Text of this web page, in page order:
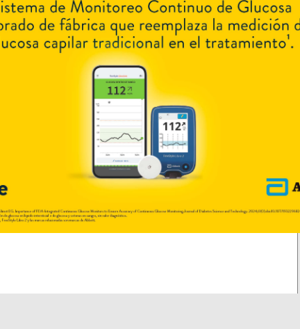
Explorar más
Otros productos conyodo+vit.d+extr.vegetal
Otros productos de
Tabor